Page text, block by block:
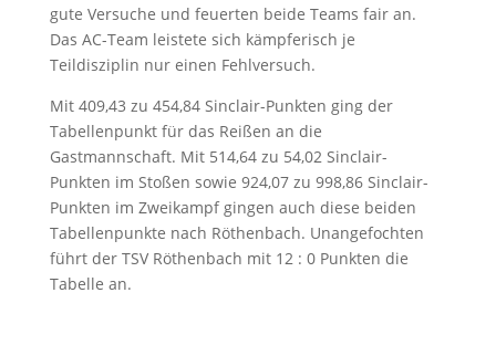
gute Versuche und feuerten beide Teams fair an.
Das AC-Team leistete sich kämpferisch je
Teildisziplin nur einen Fehlversuch.
Mit 409,43 zu 454,84 Sinclair-Punkten ging der
Tabellenpunkt für das Reißen an die
Gastmannschaft. Mit 514,64 zu 54,02 Sinclair-
Punkten im Stoßen sowie 924,07 zu 998,86 Sinclair-
Punkten im Zweikampf gingen auch diese beiden
Tabellenpunkte nach Röthenbach. Unangefochten
führt der TSV Röthenbach mit 12 : 0 Punkten die
Tabelle an.